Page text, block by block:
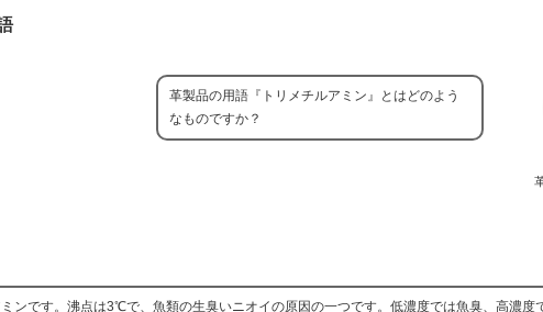
革製品の用語『トリメチルアミン』とはどのよう
なものですか？
ンです。沸点は3℃で、魚類の生臭いニオイの原因の一つです。低濃度では魚臭、高濃度